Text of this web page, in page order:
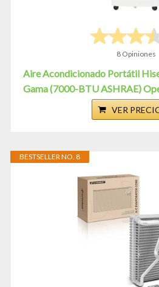
8 Opiniones
Aire Acondicionado Portátil
Gama (7000-BTU ASHRAE)
VER
BESTSELLER NO. 8